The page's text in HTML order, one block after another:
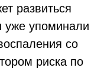
развиться
уже упоминали
со
риска по